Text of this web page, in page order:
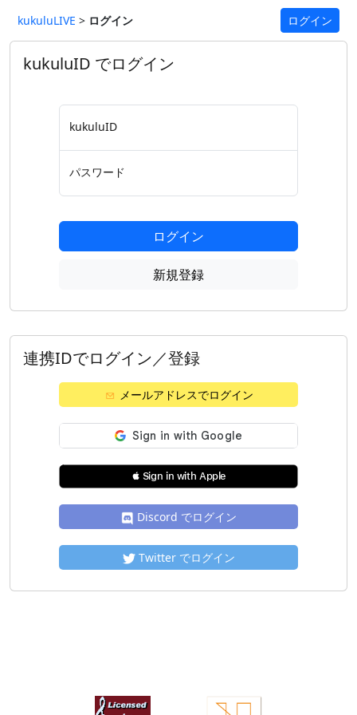
kukuluLIVE > ログイン ログイン
kukuluID でログイン
kukuluID
パスワード
ログイン
新規登録
連携IDでログイン／登録
メールアドレスでログイン
 Sign in with Apple
Discord でログイン
Twitter でログイン